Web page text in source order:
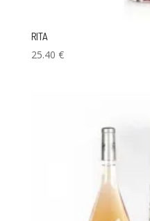
RITA
25.40 €